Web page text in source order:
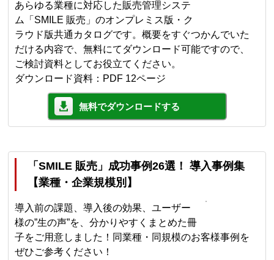
あらゆる業種に対応した販売管理システ
ム「SMILE 販売」のオンプレミス版・ク
ラウド版共通カタログです。概要をすぐつかんでいた
だける内容で、無料にてダウンロード可能ですので、
ご検討資料としてお役立てください。
ダウンロード資料：PDF 12ページ
無料でダウンロードする
「SMILE 販売」成功事例26選！ 導入事例集
【業種・企業規模別】
導入前の課題、導入後の効果、ユーザー
様の”生の声”を、分かりやすくまとめた冊
子をご用意しました！同業種・同規模のお客様事例を
ぜひご参考ください！